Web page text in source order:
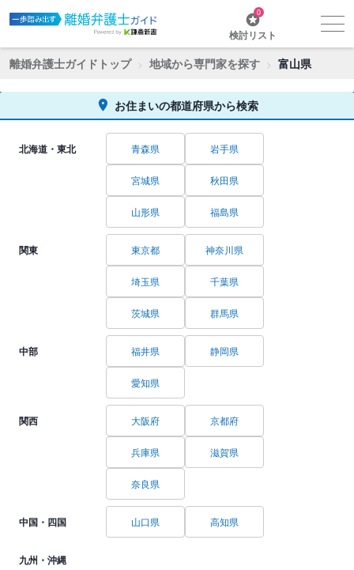
0
検討リスト
離婚弁護士ガイドトップ 地域から専門家を探す 富山県
お住まいの都道府県から検索
北海道・東北 青森県 岩手県
宮城県 秋田県
山形県 福島県
関東 東京都 神奈川県
埼玉県 千葉県
茨城県 群馬県
中部 福井県 静岡県
愛知県
関西 大阪府 京都府
兵庫県 滋賀県
奈良県
中国・四国 山口県 高知県
九州・沖縄